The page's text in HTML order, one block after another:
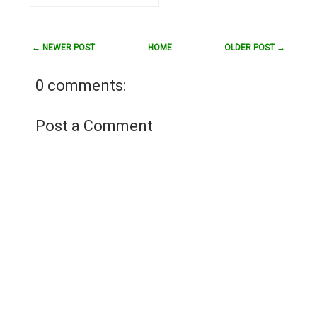
nào quên được giây phút
đứa nhỏ nhất mới 8 tuổi, bị
← NEWER POST OLDER POST →
HOME
0 comments:
Post a Comment